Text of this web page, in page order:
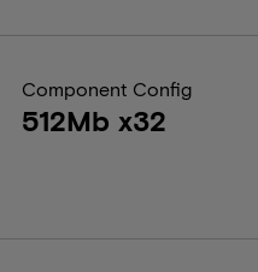
Component Config
512Mb x32